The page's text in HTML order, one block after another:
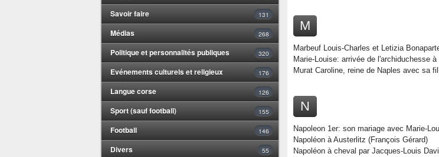
Savoir faire 131
Médias 268
Politique et personnalités publiques 320
Evénements culturels et religieux 176
Langue corse 126
Sport (sauf football) 155
Football 146
Divers 55
M
Marbeuf Louis-Charles et Letizia
Marie-Louise: arrivée de l'archiduchesse
Murat Caroline, reine de Naples avec sa
N
Napoleon 1er: son mariage avec Marie-
Napoléon à Austerlitz (François Gérard)
Napoléon à cheval par Jacques-Louis